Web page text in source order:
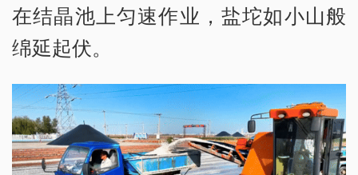
在结晶池上匀速作业，盐坨如小山般
绵延起伏。